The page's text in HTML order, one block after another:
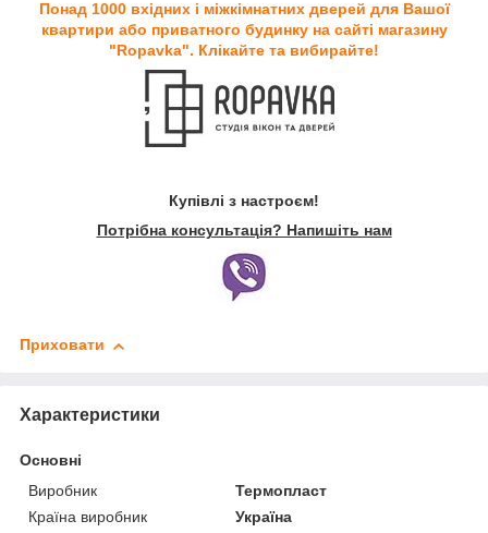
Понад 1000 вхідних і міжкімнатних дверей для Вашої
квартири або приватного будинку на сайті магазину
"Ropavka". Клікайте та вибирайте!
Купівлі з настроєм!
Потрібна консультація? Напишіть нам
Приховати
Характеристики
Основні
Виробник
Термопласт
Країна виробник
Україна